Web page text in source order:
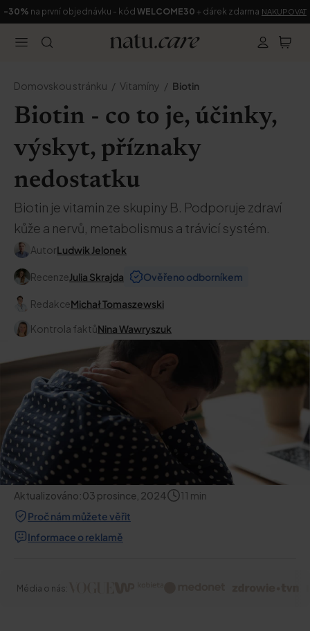
-30% na první objednávku - kód WELCOME30 + dárek zdarma NAKUPOVAT
Domovskou stránku Vitamíny Biotin
Biotin - co to je, účinky,
výskyt, příznaky
nedostatku
Biotin je vitamin ze skupiny B. Podporuje zdraví
kůže a nervů, metabolismus a trávicí systém.
AutorLudwik Jelonek
RecenzeJulia Skrajda Ověřeno odborníkem
RedakceMichał Tomaszewski
Kontrola faktůNina Wawryszuk
Aktualizováno:03 prosince, 2024 11 min
Proč nám můžete věřit
Informace o reklamě
Média o nás: